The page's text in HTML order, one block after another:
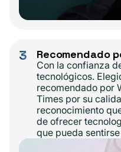
3 Recomendado
Con la confianza
tecnológicos.
recomendado por
Times por su
reconocimiento
de ofrecer
que pueda